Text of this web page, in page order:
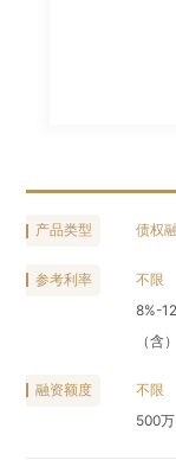
产品类型 债权
参考利率 不限
8%-
（含）
融资额度 不限
500万